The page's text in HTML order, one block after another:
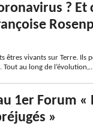
?
êtres vivants sur Terre. Ils
Tout au long de
1er Forum
»